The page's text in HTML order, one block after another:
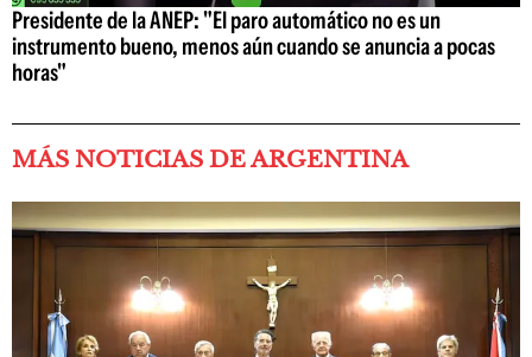
Presidente de la ANEP: "El paro automático no es un
instrumento bueno, menos aún cuando se anuncia a pocas
horas"
MÁS NOTICIAS DE ARGENTINA